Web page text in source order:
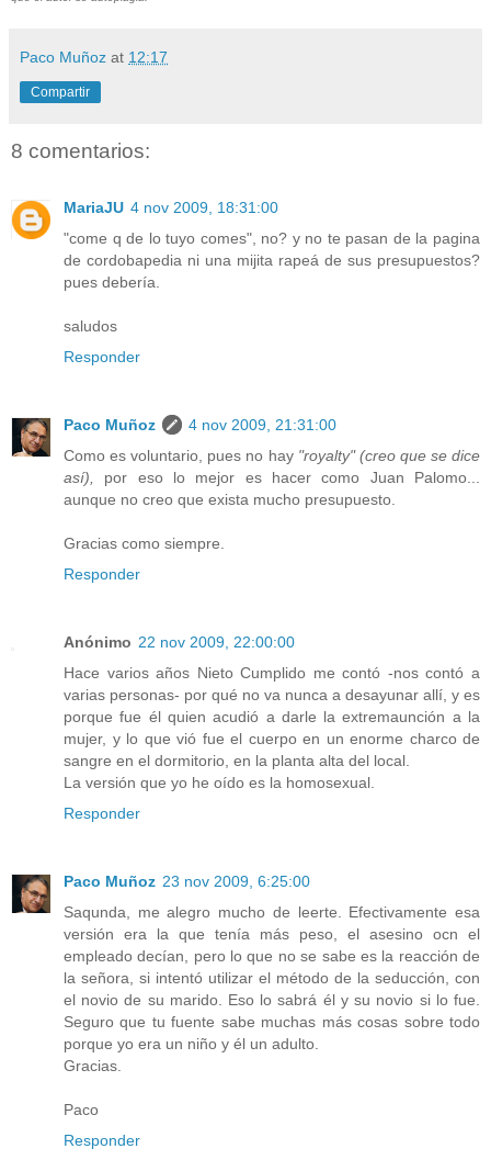
Paco Muñoz at 12:17
Compartir
8 comentarios:
MariaJU 4 nov 2009, 18:31:00
"come q de lo tuyo comes", no? y no te pasan de la pagina
de cordobapedia ni una mijita rapeá de sus presupuestos?
pues debería.
saludos
Responder
Paco Muñoz
4 nov 2009, 21:31:00
Como es voluntario, pues no hay "royalty" (creo que se dice
así),
por eso lo mejor es hacer como Juan Palomo...
aunque no creo que exista mucho presupuesto.
Gracias como siempre.
Responder
Anónimo 22 nov 2009, 22:00:00
Hace varios años Nieto Cumplido me contó -nos contó a
varias personas- por qué no va nunca a desayunar allí, y es
porque fue él quien acudió a darle la extremaunción a la
mujer, y lo que vió fue el cuerpo en un enorme charco de
sangre en el dormitorio, en la planta alta del local.
La versión que yo he oído es la homosexual.
Responder
Paco Muñoz 23 nov 2009, 6:25:00
Saqunda, me alegro mucho de leerte. Efectivamente esa
versión era la que tenía más peso, el asesino ocn el
empleado decían, pero lo que no se sabe es la reacción de
la señora, si intentó utilizar el método de la seducción, con
el novio de su marido. Eso lo sabrá él y su novio si lo fue.
Seguro que tu fuente sabe muchas más cosas sobre todo
porque yo era un niño y él un adulto.
Gracias.
Paco
Responder